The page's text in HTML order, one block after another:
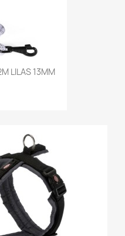
LILAS 13MM